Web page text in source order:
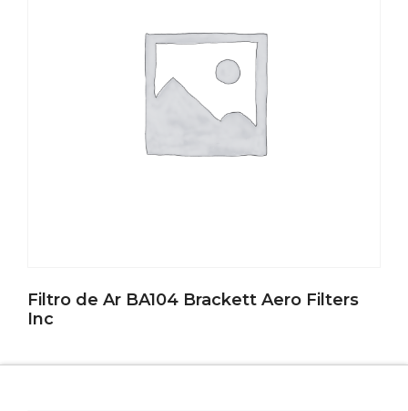
Filtro de Ar BA104 Brackett Aero Filters
Inc